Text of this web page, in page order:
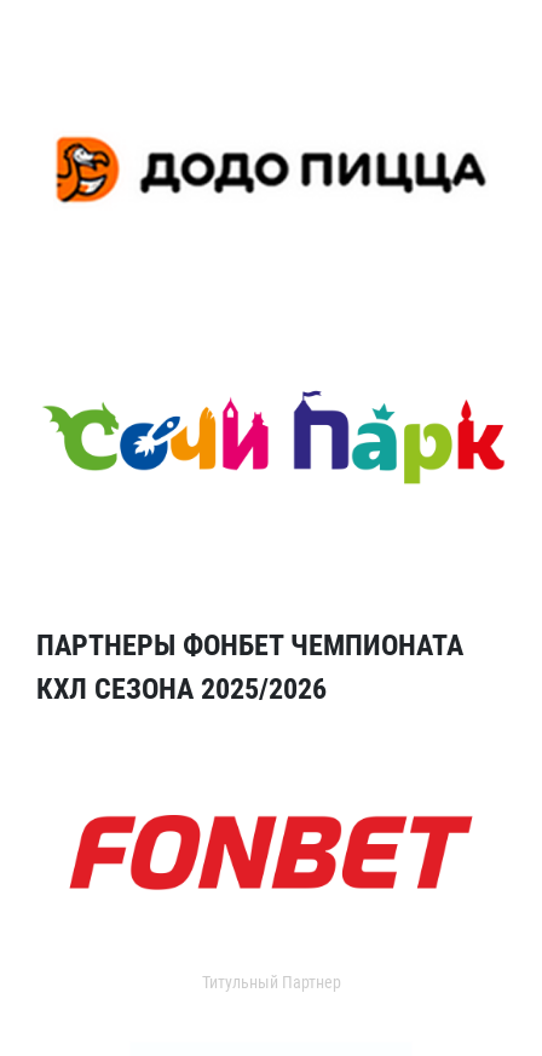
ПАРТНЕРЫ ФОНБЕТ ЧЕМПИОНАТА
КХЛ СЕЗОНА 2025/2026
Титульный Партнер